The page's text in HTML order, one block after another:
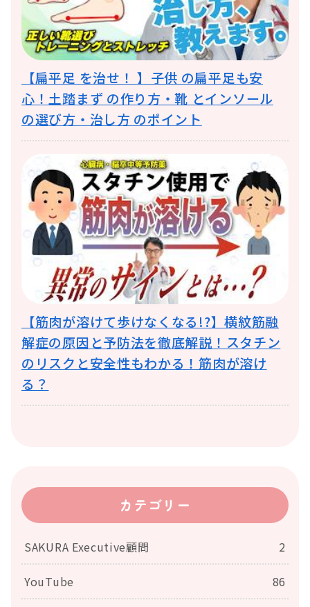
【扁平足 を治せ！ 】子供 の扁平足も安
心！土踏まず の作り方・靴 とインソール
の選び方・治し方 のポイント
【筋肉が溶けて歩けなくなる!?】横紋筋融
解症の原因と予防法を徹底解説！スタチン
のリスクと安全性もわかる！筋肉が溶け
る？
カテゴリー
SAKURA Executive顧問 2
YouTube 86